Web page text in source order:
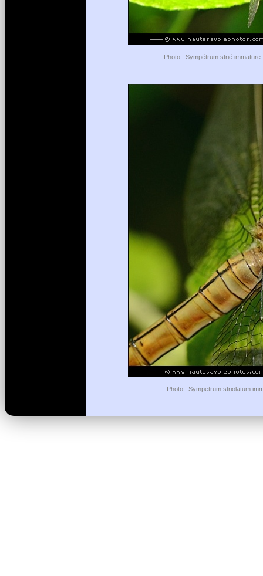
Photo : Sympétrum strié
Photo : Sympetrum striolatum